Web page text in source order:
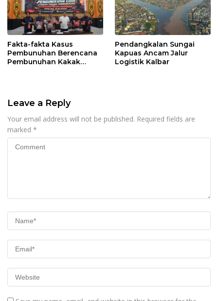
Fakta-fakta Kasus
Pembunuhan Berencana
Pembunuhan Kakak
Pendangkalan Sungai
Kapuas Ancam Jalur
Logistik Kalbar
Leave a Reply
Your email address will not be published. Required fields are
marked *